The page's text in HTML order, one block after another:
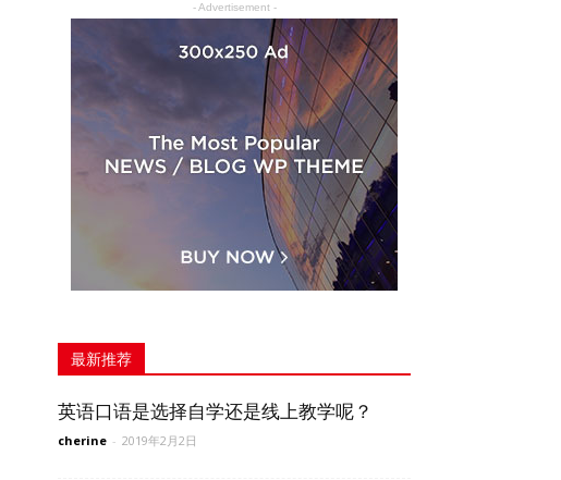
- Advertisement -
最新推荐
英语口语是选择自学还是线上教学呢？
cherine - 2019年2月2日